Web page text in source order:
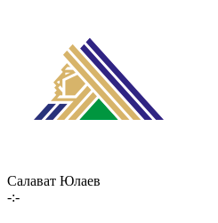
Салават Юлаев
-:-